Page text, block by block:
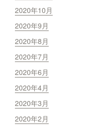
2020年10月
2020年9月
2020年8月
2020年7月
2020年6月
2020年4月
2020年3月
2020年2月